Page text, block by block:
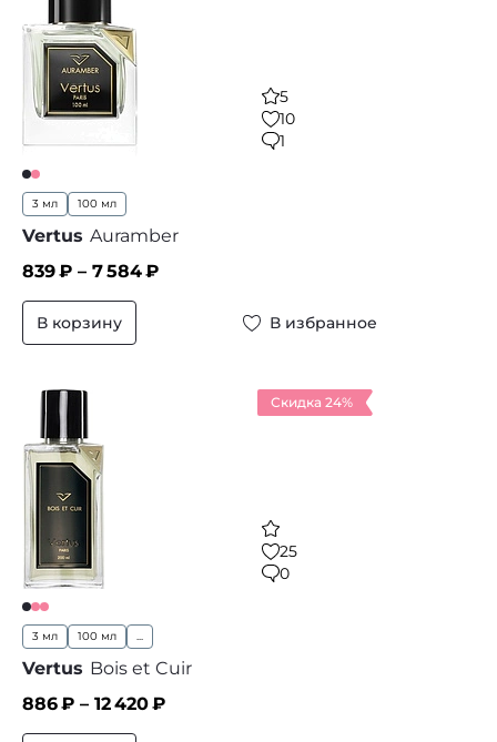
5
10
1
3 мл 100 мл
Vertus Auramber
839₽ – 7 584₽
В корзину В избранное
Скидка 24%
25
0
3 мл 100 мл ...
Vertus Bois et Cuir
886₽ – 12 420₽